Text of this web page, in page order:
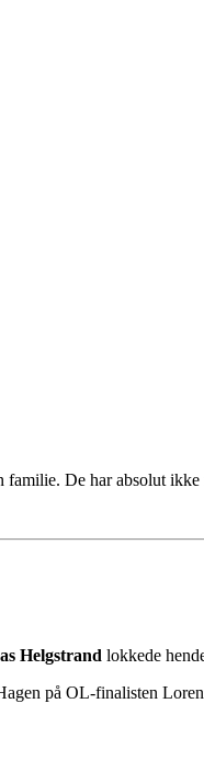
De har absolut
Helgstrand lokkede
på OL-finalisten